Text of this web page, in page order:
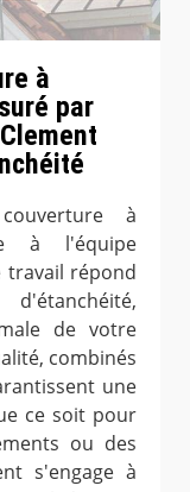
à
par
à
à l'équipe
travail répond
de votre
combinés
une
ce soit pour
ou des
s'engage à